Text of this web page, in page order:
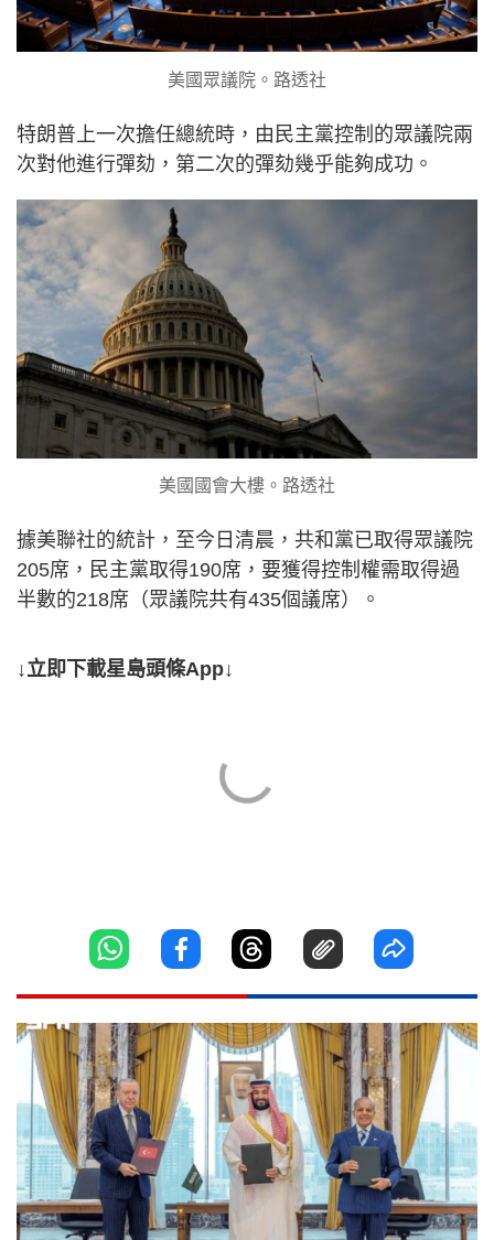
美國眾議院。路透社
特朗普上一次擔任總統時，由民主黨控制的眾議院兩
次對他進行彈劾，第二次的彈劾幾乎能夠成功。
美國國會大樓。路透社
據美聯社的統計，至今日清晨，共和黨已取得眾議院
205席，民主黨取得190席，要獲得控制權需取得過
半數的218席（眾議院共有435個議席）。
↓立即下載星島頭條App↓